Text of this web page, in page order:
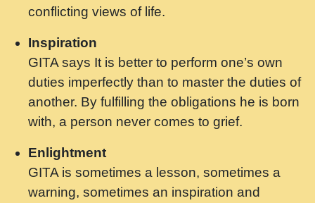
मन बध लय परम वल कगन Special Shyam
Saawariya.mp3
मर गनय न अपरध लडडल शर रध.... Shri
ravinandan shastri ji maharaj.mp3
मेरे मन हरी का ध्यान लगा - भजन भाव - 2018 -
Rishikesh - Swami Gyananand Ji
Maharaj.mp3
यह हसरत तलब ह नकज कमर Yahi Hasraten
Talab Hai Bhav Pravah #bhajan.mp3
conflicting views of life.
Inspiration
GITA says It is better to perform one’s own
duties imperfectly than to master the duties of
another. By fulfilling the obligations he is born
with, a person never comes to grief.
Enlightment
GITA is sometimes a lesson, sometimes a
warning, sometimes an inspiration and